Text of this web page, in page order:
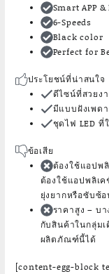
Smart APP
6-Speeds
Black color
Perfect for
ประโยชน์ที่น่าสนใจ
ดีไซน์ที่สวยง
มีแบบฝังเพด
ชุดไฟ LED ที่
ข้อเสีย
ต้องใช้แอปพ
ต้องใช้แอปพลิเค
ยุ่งยากหรือซับซ้
ราคาสูง – บ
กับสินค้าในกลุ่ม
ผลิตภัณฑ์นี้ได้
[content-egg-block